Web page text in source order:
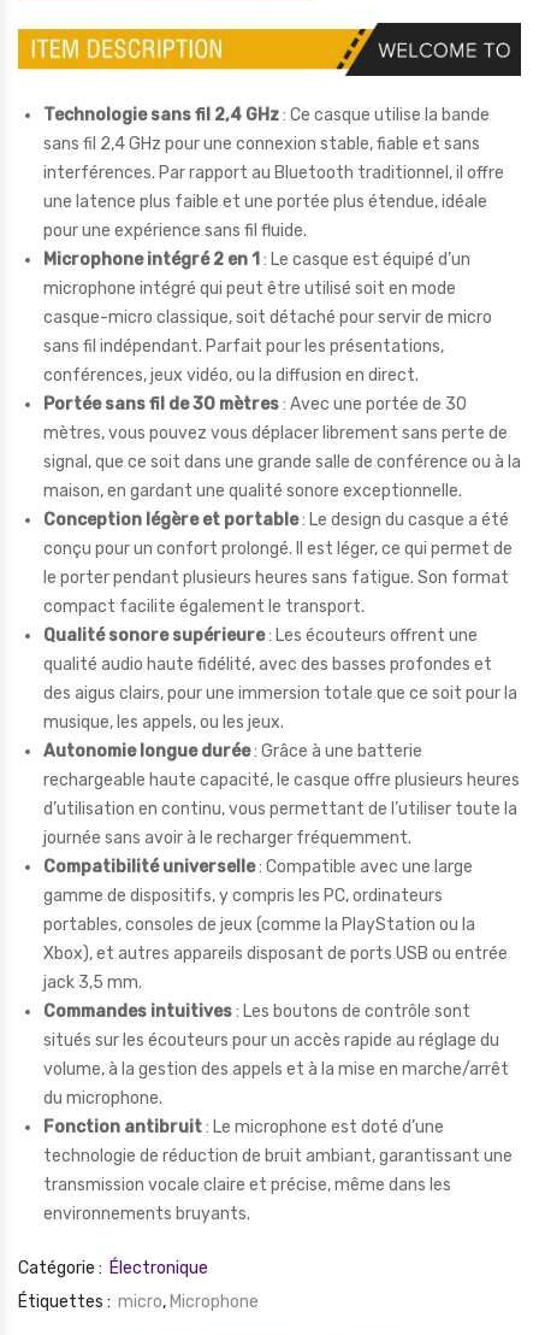
Technologie sans fil 2,4 GHz: Ce casque utilise la bande
sans fil 2,4 GHz pour une connexion stable, fiable et sans
interférences. Par rapport au Bluetooth traditionnel, il offre
une latence plus faible et une portée plus étendue, idéale
pour une expérience sans fil fluide.
Microphone intégré 2 en 1 : Le casque est équipé d’un
microphone intégré qui peut être utilisé soit en mode
casque-micro classique, soit détaché pour servir de micro
sans fil indépendant. Parfait pour les présentations,
conférences, jeux vidéo, ou la diffusion en direct.
Portée sans fil de 30 mètres: Avec une portée de 30
mètres, vous pouvez vous déplacer librement sans perte de
signal, que ce soit dans une grande salle de conférence ou à la
maison, en gardant une qualité sonore exceptionnelle.
Conception légère et portable: Le design du casque a été
conçu pour un confort prolongé. Il est léger, ce qui permet de
le porter pendant plusieurs heures sans fatigue. Son format
compact facilite également le transport.
Qualité sonore supérieure: Les écouteurs offrent une
qualité audio haute fidélité, avec des basses profondes et
des aigus clairs, pour une immersion totale que ce soit pour la
musique, les appels, ou les jeux.
Autonomie longue durée: Grâce à une batterie
rechargeable haute capacité, le casque offre plusieurs heures
d’utilisation en continu, vous permettant de l’utiliser toute la
journée sans avoir à le recharger fréquemment.
Compatibilité universelle: Compatible avec une large
gamme de dispositifs, y compris les PC, ordinateurs
portables, consoles de jeux (comme la PlayStation ou la
Xbox), et autres appareils disposant de ports USB ou entrée
jack 3,5 mm.
Commandes intuitives: Les boutons de contrôle sont
situés sur les écouteurs pour un accès rapide au réglage du
volume, à la gestion des appels et à la mise en marche/arrêt
du microphone.
Fonction antibruit: Le microphone est doté d’une
technologie de réduction de bruit ambiant, garantissant une
transmission vocale claire et précise, même dans les
environnements bruyants.
Catégorie : Électronique
Étiquettes : micro, Microphone